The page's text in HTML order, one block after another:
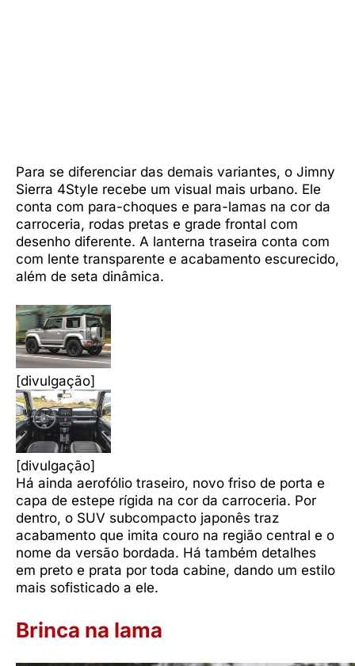
Para se diferenciar das demais variantes, o Jimny
Sierra 4Style recebe um visual mais urbano. Ele
conta com para-choques e para-lamas na cor da
carroceria, rodas pretas e grade frontal com
desenho diferente. A lanterna traseira conta com
com lente transparente e acabamento escurecido,
além de seta dinâmica.
[divulgação]
[divulgação]
Há ainda aerofólio traseiro, novo friso de porta e
capa de estepe rígida na cor da carroceria. Por
dentro, o SUV subcompacto japonês traz
acabamento que imita couro na região central e o
nome da versão bordada. Há também detalhes
em preto e prata por toda cabine, dando um estilo
mais sofisticado a ele.
Brinca na lama